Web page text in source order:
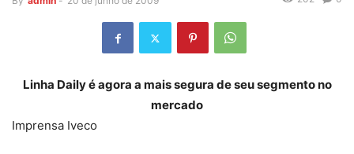
Linha Daily é agora a mais segura de seu segmento no
mercado
Imprensa Iveco